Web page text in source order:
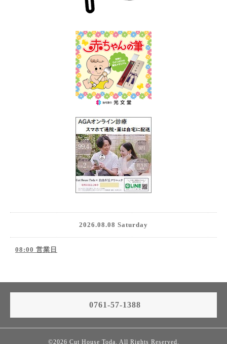
2026.08.08 Saturday
08:00 営業日
0761-57-1388
©2026 Cut House Toda. All Rights Reserved.